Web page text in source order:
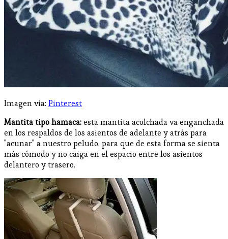
Imagen via: Pinterest
Mantita tipo hamaca:esta mantita acolchada va enganchada
en los respaldos de los asientos de adelante y atrás para
"acunar" a nuestro peludo, para que de esta forma se sienta
más cómodo y no caiga en el espacio entre los asientos
delantero y trasero.